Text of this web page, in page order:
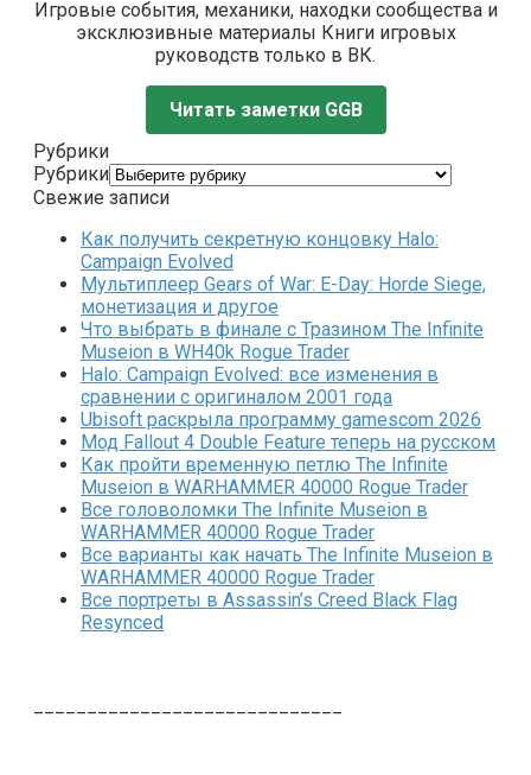
Игровые события, механики, находки сообщества и
эксклюзивные материалы Книги игровых
руководств только в ВК.
Читать заметки GGB
Рубрики
Рубрики
Свежие записи
Как получить секретную концовку Halo:
Campaign Evolved
Мультиплеер Gears of War: E-Day: Horde Siege,
монетизация и другое
Что выбрать в финале с Тразином The Infinite
Museion в WH40k Rogue Trader
Halo: Campaign Evolved: все изменения в
сравнении с оригиналом 2001 года
Ubisoft раскрыла программу gamescom 2026
Мод Fallout 4 Double Feature теперь на русском
Как пройти временную петлю The Infinite
Museion в WARHAMMER 40000 Rogue Trader
Все головоломки The Infinite Museion в
WARHAMMER 40000 Rogue Trader
Все варианты как начать The Infinite Museion в
WARHAMMER 40000 Rogue Trader
Все портреты в Assassin’s Creed Black Flag
Resynced